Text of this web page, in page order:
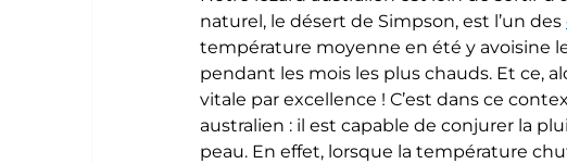
naturel, le désert de Simpson, est l’un des
température moyenne en été y avoisine
pendant les mois les plus chauds. Et ce,
vitale par excellence ! C’est dans ce
australien : il est capable de conjurer la
peau. En effet, lorsque la température